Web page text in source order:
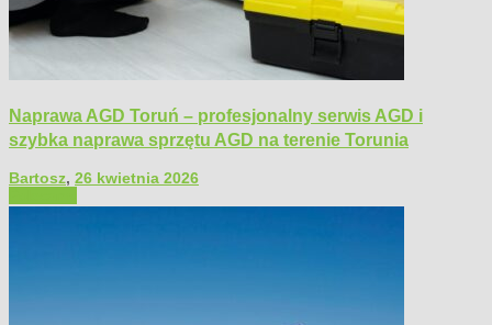
Naprawa AGD Toruń – profesjonalny serwis AGD i
szybka naprawa sprzętu AGD na terenie Torunia
Bartosz, 26 kwietnia 2026